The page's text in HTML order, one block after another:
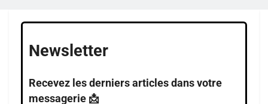
Newsletter
Recevez les derniers articles dans votre
messagerie 📩